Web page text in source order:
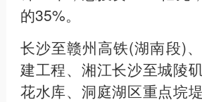
的35%。
长沙至赣州高铁(湖南段)
建工程、湘江长沙至城陵
花水库、洞庭湖区重点垸